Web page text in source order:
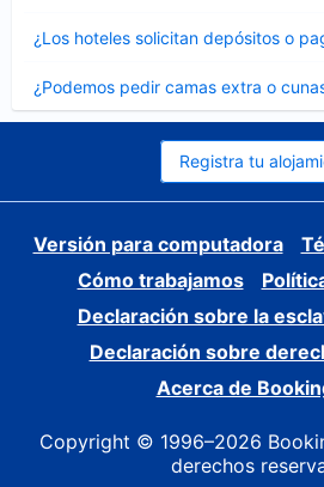
¿Los hoteles solicitan depósitos o
cerrado
¿Podemos pedir camas extra o
cerrado
Registra tu
Versión para computadora
Cómo trabajamos
Declaración sobre la
Declaración sobre
Acerca de
Copyright © 1996–2026
derechos